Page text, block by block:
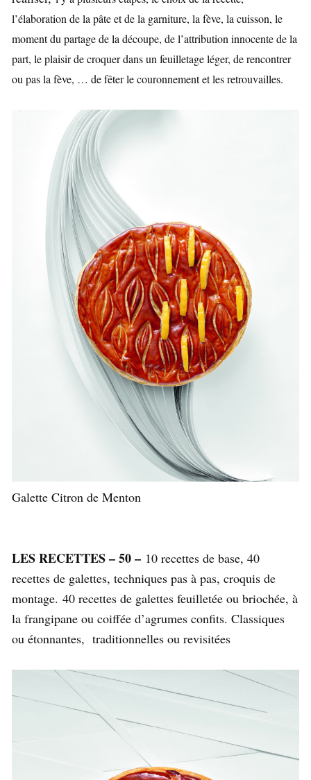
l’élaboration de la pâte et de la garniture, la fève, la cuisson, le
moment du partage de la découpe, de l’attribution innocente de la
part, le plaisir de croquer dans un feuilletage léger, de rencontrer
ou pas la fève, … de fêter le couronnement et les retrouvailles.
Galette Citron de Menton
LES RECETTES – 50 – 10 recettes de base, 40
recettes de galettes, techniques pas à pas, croquis de
montage. 40 recettes de galettes feuilletée ou briochée, à
la frangipane ou coiffée d’agrumes confits. Classiques
ou étonnantes, traditionnelles ou revisitées